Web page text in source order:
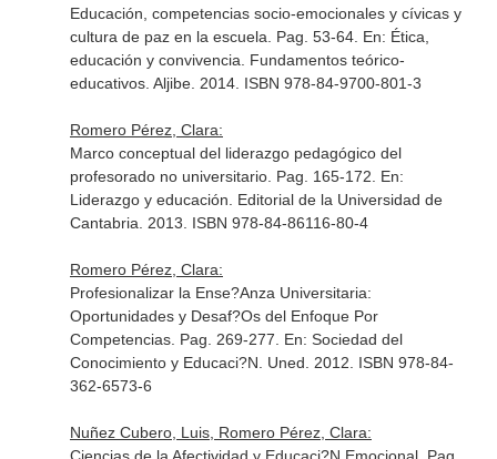
Educación, competencias socio-emocionales y cívicas y
cultura de paz en la escuela. Pag. 53-64. En: Ética,
educación y convivencia. Fundamentos teórico-
educativos. Aljibe. 2014. ISBN 978-84-9700-801-3
Romero Pérez, Clara:
Marco conceptual del liderazgo pedagógico del
profesorado no universitario. Pag. 165-172. En:
Liderazgo y educación . Editorial de la Universidad de
Cantabria. 2013. ISBN 978-84-86116-80-4
Romero Pérez, Clara:
Profesionalizar la Ense?Anza Universitaria:
Oportunidades y Desaf?Os del Enfoque Por
Competencias. Pag. 269-277. En: Sociedad del
Conocimiento y Educaci?N . Uned. 2012. ISBN 978-84-
362-6573-6
Nuñez Cubero, Luis, Romero Pérez, Clara: